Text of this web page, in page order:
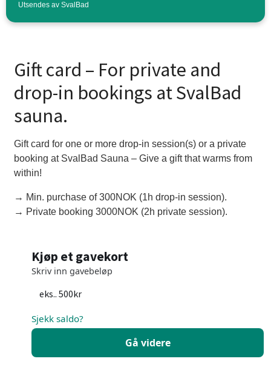
Utsendes av SvalBad
Gift card – For private and
drop-in bookings at SvalBad
sauna.
Gift card for one or more drop-in session(s) or a private
booking at SvalBad Sauna – Give a gift that warms from
within!
→ Min. purchase of 300NOK (1h drop-in session).
→ Private booking 3000NOK (2h private session).
Kjøp et gavekort
Skriv inn gavebeløp
Sjekk saldo?
Gå videre